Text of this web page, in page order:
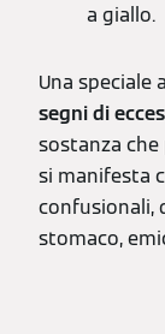
a giallo.
Una speciale
segni di
sostanza
si manifesta
confusionali,
stomaco,